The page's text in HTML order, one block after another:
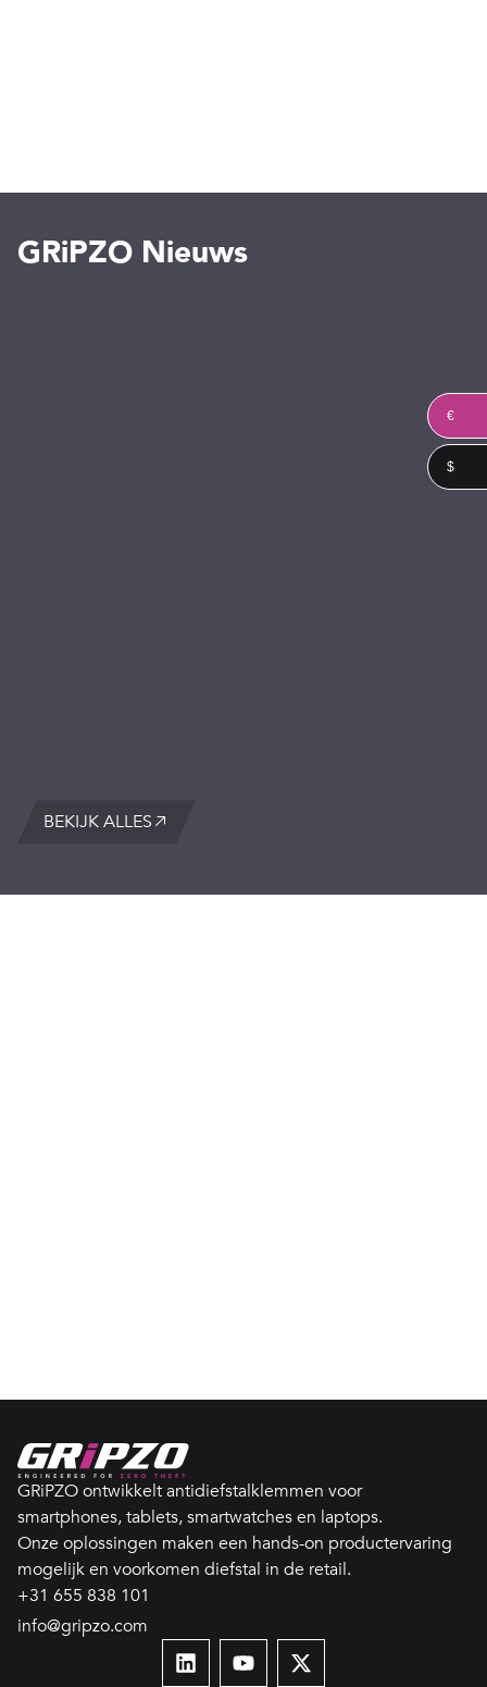
GRiPZO Nieuws
BEKIJK ALLES
GRiPZO ontwikkelt antidiefstalklemmen voor
smartphones, tablets, smartwatches en laptops.
Onze oplossingen maken een hands-on productervaring
mogelijk en voorkomen diefstal in de retail.
+31 655 838 101
info@gripzo.com
€
$